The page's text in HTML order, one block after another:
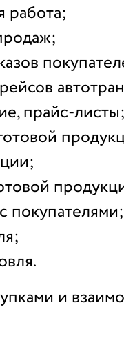
работа;
прайс-
покупателями;
и